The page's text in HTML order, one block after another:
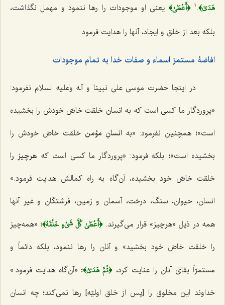
هَدَىٰ﴾.
1 ﴿أَعْطَىٰ﴾ یعنی او موجودات را رها ننمود و مهمل نگذاشت،
بلکه بعد از خلق و ایجاد، آنها را هدایت فرمود.
افاضۀ مستمرّ اسماء و صفات خدا به تمام موجودات
در اینجا حضرت موسی علی نبینا و آله وعلیه السلام نفرمود:
«پروردگار ما کسی است که به انسان خلقت خاصّ خودش را بخشیده
است»؛ همچنین نفرمود: «به انسانِ مؤمن خلقت خاصّ خودش را
بخشیده است»؛ بلکه فرمود: «پروردگار ما کسی است که هرچیز را
خلقت خاصّ خود بخشیده، آن‌گاه به راه کمالش هدایت فرمود.»
انسان، حیوان، سنگ، درخت، آسمان و زمین، فرشتگان و غیر آنها
همه در ذیل «هرچیز» قرار می‌گیرند.﴿أَعْطَىٰ كُلَّ شَيْءٍ خَلْقَهُ﴾؛ «همه‌چیز
را خلقت خاصّ خود بخشید» و آنان را رها ننمود، بلکه دائماً و
مستمرّاً بقای آنان را عنایت کرد،﴿ثُمَّ هَدَىٰ﴾؛ «آن‌گاه هدایت فرمود.»
خداوند این مخلوق را [پس از خلق اولیّه] رها نمی‌کند؛ چه انسان